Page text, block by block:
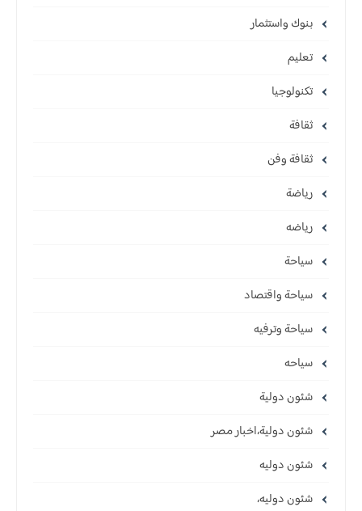
بنوك واستثمار
تعليم
تكنولوجيا
ثقافة
ثقافة وفن
رياضة
رياضه
سياحة
سياحة واقتصاد
سياحة وترفيه
سياحه
شئون دولية
شئون دولية،اخبار مصر
شئون دوليه
شئون دوليه،